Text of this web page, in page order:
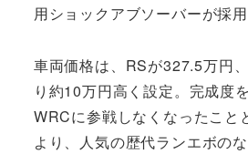
用ショックアブソーバーが採用
車両価格は、RSが327.5万円
り約10万円高く設定。完成度
WRCに参戦しなくなったこと
より、人気の歴代ランエボの